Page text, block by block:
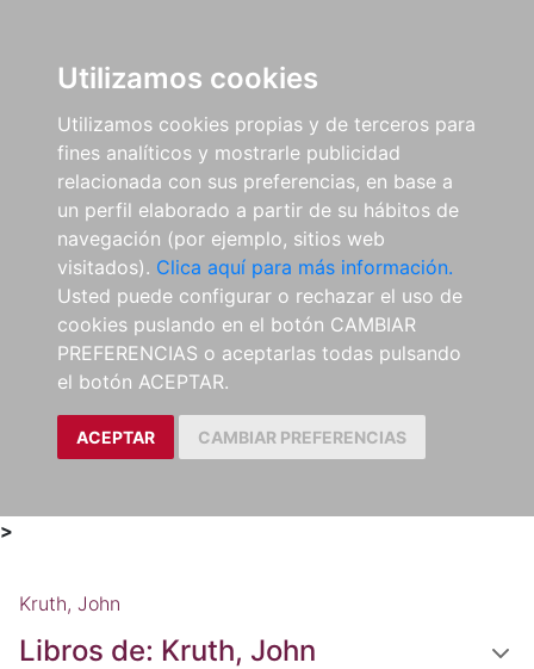
Utilizamos cookies
Utilizamos cookies propias y de terceros para
fines analíticos y mostrarle publicidad
relacionada con sus preferencias, en base a
un perfil elaborado a partir de su hábitos de
navegación (por ejemplo, sitios web
visitados). Clica aquí para más información.
Usted puede configurar o rechazar el uso de
cookies puslando en el botón CAMBIAR
PREFERENCIAS o aceptarlas todas pulsando
el botón ACEPTAR.
ACEPTAR CAMBIAR PREFERENCIAS
>
Kruth, John
Libros de: Kruth, John